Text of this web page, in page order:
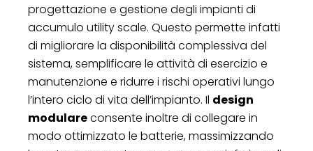
progettazione e gestione degli impianti di
accumulo utility scale. Questo permette infatti
di migliorare la disponibilità complessiva del
sistema, semplificare le attività di esercizio e
manutenzione e ridurre i rischi operativi lungo
l’intero ciclo di vita dell’impianto. Il design
modulareconsente inoltre di collegare in
modo ottimizzato le batterie, massimizzando